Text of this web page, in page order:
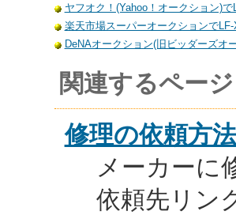
ヤフオク！(Yahoo！オークション)
楽天市場スーパーオークションで
DeNAオークション(旧ビッダーズオ
関連するページ
修理の依頼方法
メーカーに
依頼先リン